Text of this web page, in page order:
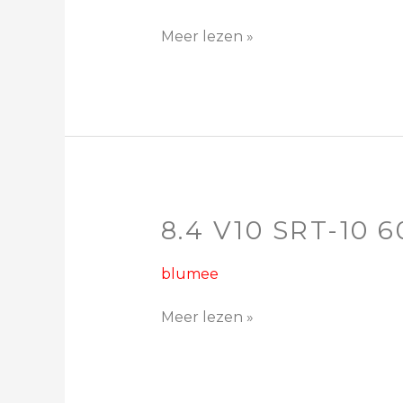
Meer lezen »
8.4 V10 SRT-10
blumee
8.4
SRT-
600hp
Meer lezen »